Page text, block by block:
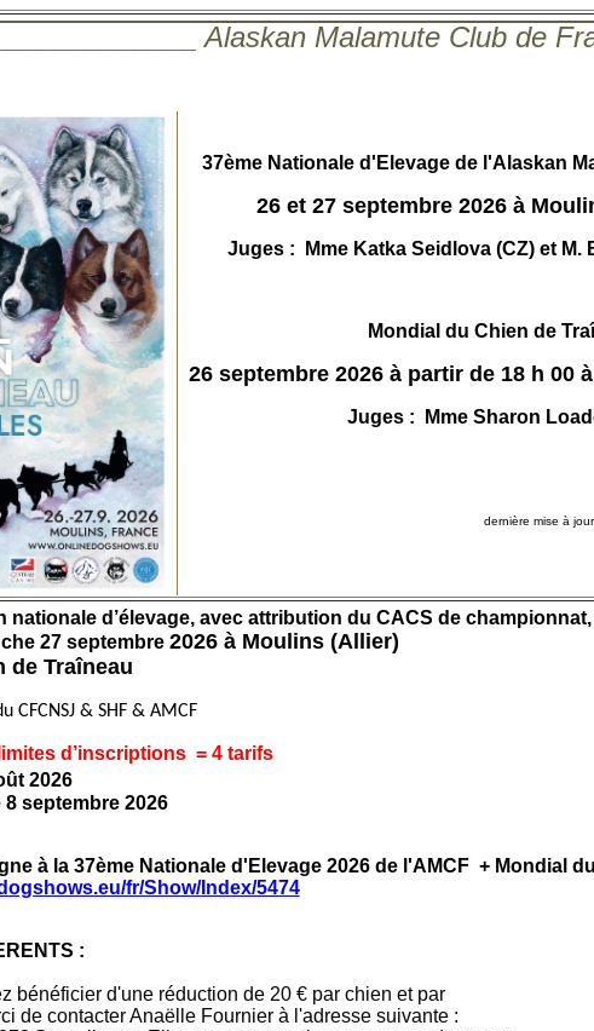
Alaskan Malamute Club de
37ème Nationale d'Elevage de l'Alaskan
26 et 27 septembre 2026 à
Juges : Mme Katka Seidlova (CZ) et M.
Mondial du Chien de
26 septembre 2026 à partir de 18 h 00
Juges : Mme Sharon
dernière mise à
d’élevage, avec attribution du CACS de championnat,
27 septembre 2026 à Moulins (Allier)
de Traîneau
& SHF & AMCF
d’inscriptions = 4 tarifs
2026
septembre 2026
à la 37ème Nationale d'Elevage 2026 de l'AMCF + Mondial
fr/Show/Index/5474
: